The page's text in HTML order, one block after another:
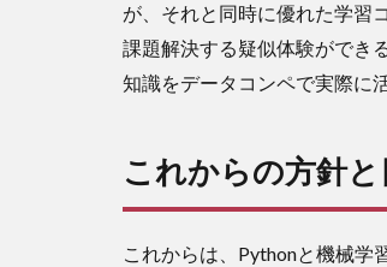
が、それと同時に優れた学習
課題解決する疑似体験ができ
知識をデータコンペで実際に
これからの方針
これからは、Pythonと機械学